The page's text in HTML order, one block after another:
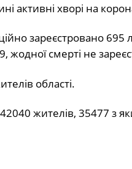
активні хворі на
зареєстровано 695
жодної смерті не
області.
42040 жителів, 35477 з